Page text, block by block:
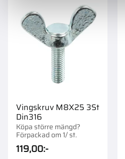
Vingskruv M8X25 3St
Din316
Köpa större mängd?
Förpackad om 1/ st.
119,00:-